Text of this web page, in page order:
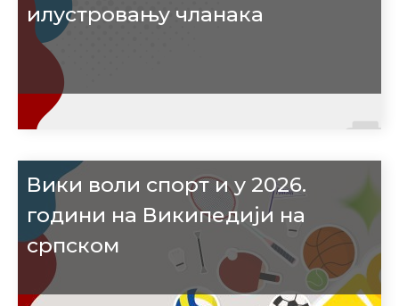
илустровању чланака
Вики воли спорт и у 2026.
години на Википедији на
српском